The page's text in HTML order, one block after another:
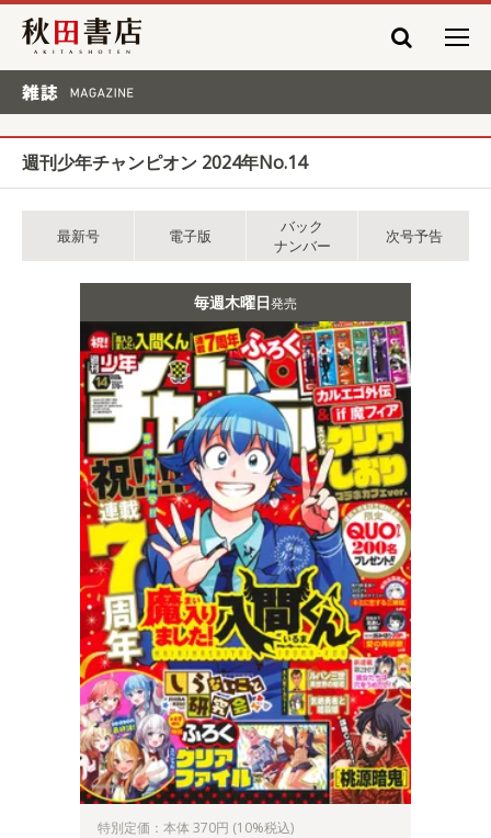
秋田書店
週刊少年チャンピオン 2024年No.14
最新号 電子版
バック
ナンバー
次号予告
毎週木曜日発売
特別定価：本体 370円 (10%税込)